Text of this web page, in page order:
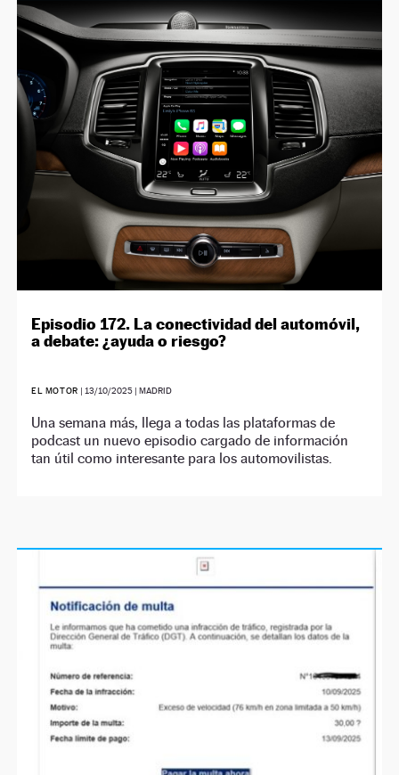
Episodio 172. La conectividad del automóvil,
a debate: ¿ayuda o riesgo?
EL MOTOR | 13/10/2025| MADRID
Una semana más, llega a todas las plataformas de
podcast un nuevo episodio cargado de información
tan útil como interesante para los automovilistas.